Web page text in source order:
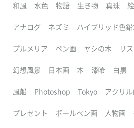
和風 水色 物語 生き物 真珠
アナログ ネズミ ハイブリッド色
プルメリア ペン画 ヤシの木 リス
幻想風景 日本画 本 漆喰 白黒
風船 Photoshop Tokyo アクリル
プレゼント ボールペン画 人物画